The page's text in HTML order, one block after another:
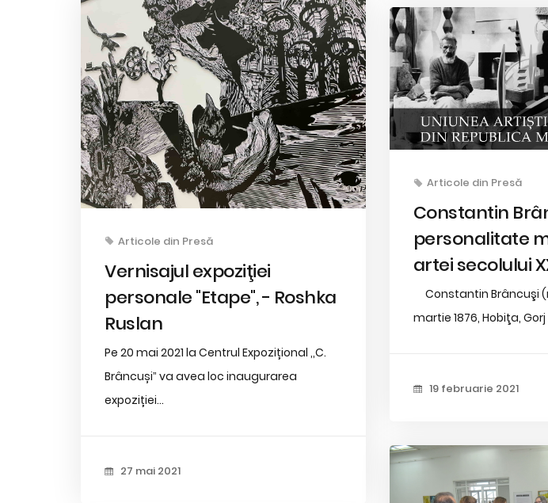
Articole din Presă
Vernisajul expoziţiei
personale "Etape", - Roshka
Ruslan
Pe 20 mai 2021 la Centrul Expozițional ,,C.
Brâncușiˮ va avea loc inaugurarea
expoziției...
27 mai 2021
Articole din Presă
Constantin
personalitate
artei secolului
Constantin Brâncuşi
martie 1876, Hobiţa,
19 februarie 2021